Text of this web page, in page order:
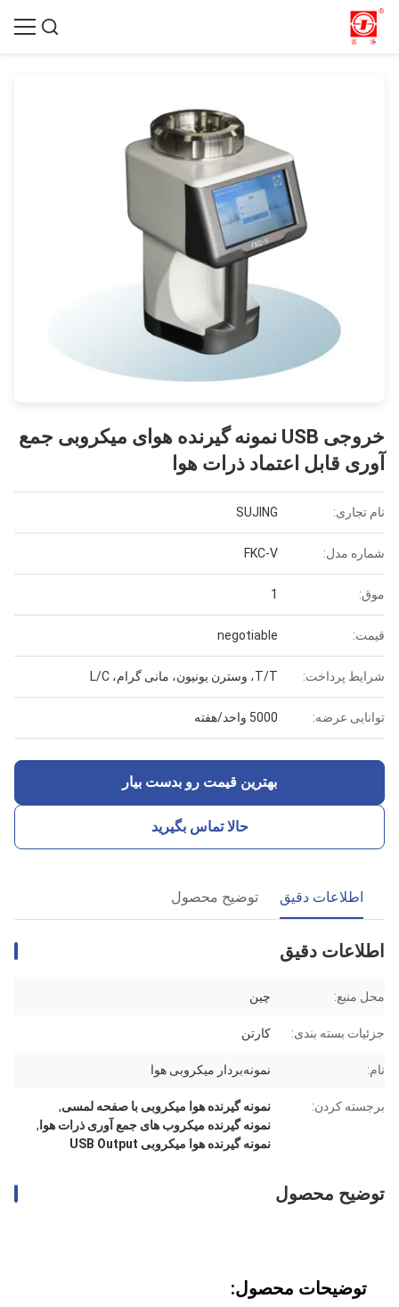
خروجی USB نمونه گیرنده هوای میکروبی جمع
آوری قابل اعتماد ذرات هوا
نام تجاری: SUJING
شماره مدل: FKC-V
موق: 1
قیمت: negotiable
شرایط پرداخت: T/T، وسترن یونیون، مانی گرام، L/C
توانایی عرضه: 5000 واحد/هفته
بهترین قیمت رو بدست بیار
حالا تماس بگیرید
اطلاعات دقیق توضیح محصول
اطلاعات دقیق
محل منبع: چین
جزئیات بسته بندی: کارتن
نام: نمونه‌بردار میکروبی هوا
برجسته کردن: نمونه گیرنده هوا میکروبی با صفحه لمسی,
نمونه گیرنده میکروب های جمع آوری ذرات هوا ,
نمونه گیرنده هوا میکروبی USB Output
توضیح محصول
توضیحات محصول: